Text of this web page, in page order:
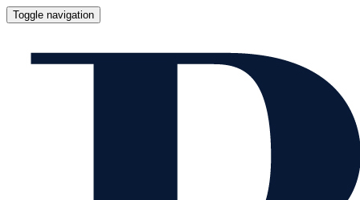
Toggle navigation